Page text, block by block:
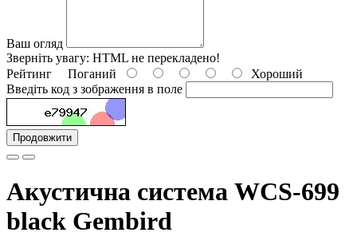
Ваш огляд
Зверніть увагу: HTML не перекладено!
Рейтинг Поганий
Хороший
Введіть код з зображення в поле
Продовжити
Акустична система WCS-699
black Gembird